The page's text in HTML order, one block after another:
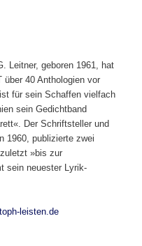
Leitner, geboren 1961, hat
über 40 Anthologien vor
für sein Schaffen vielfach
sein Gedichtband
Der Schriftsteller und
1960, publizierte zwei
»bis zur
sein neuester Lyrik-
leisten.de